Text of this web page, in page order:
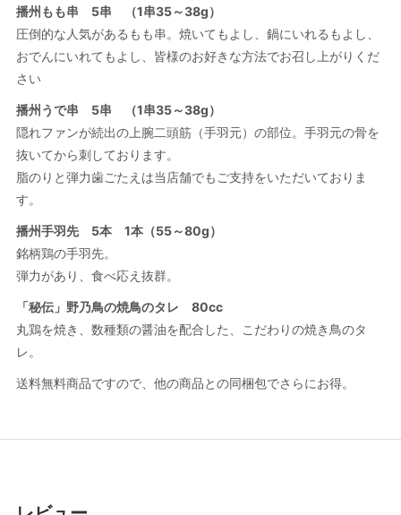
播州もも串 5串 （1串35～38g）
圧倒的な人気があるもも串。焼いてもよし、鍋にいれるもよし、
おでんにいれてもよし、皆様のお好きな方法でお召し上がりくだ
さい
播州うで串 5串 （1串35～38g）
隠れファンが続出の上腕二頭筋（手羽元）の部位。手羽元の骨を
抜いてから刺しております。
脂のりと弾力歯ごたえは当店舗でもご支持をいただいておりま
す。
播州手羽先 5本 1本（55～80g）
銘柄鶏の手羽先。
弾力があり、食べ応え抜群。
「秘伝」野乃鳥の焼鳥のタレ 80cc
丸鶏を焼き、数種類の醤油を配合した、こだわりの焼き鳥のタ
レ。
送料無料商品ですので、他の商品との同梱包でさらにお得。